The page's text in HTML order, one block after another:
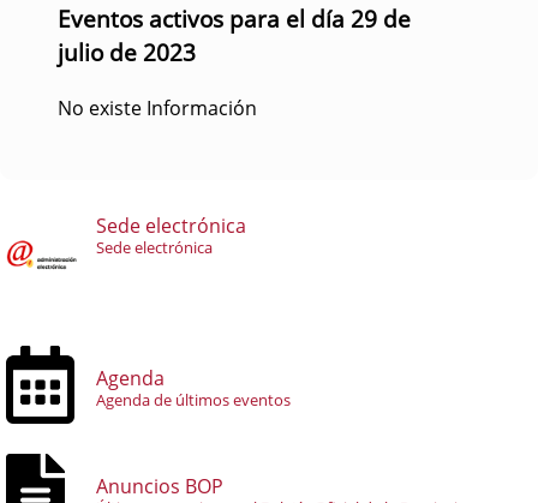
Eventos activos para el día 29 de
julio de 2023
No existe Información
Sede electrónica
Sede electrónica
Agenda
Agenda de últimos eventos
Anuncios BOP